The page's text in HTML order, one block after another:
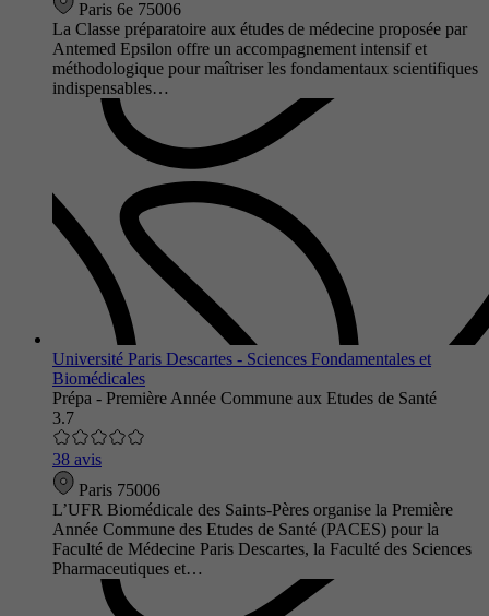
Paris 6e 75006
La Classe préparatoire aux études de médecine proposée par
Antemed Epsilon offre un accompagnement intensif et
méthodologique pour maîtriser les fondamentaux scientifiques
indispensables…
Université Paris Descartes - Sciences Fondamentales et
Biomédicales
Prépa - Première Année Commune aux Etudes de Santé
3.7
38 avis
Paris 75006
L’UFR Biomédicale des Saints-Pères organise la Première
Année Commune des Etudes de Santé (PACES) pour la
Faculté de Médecine Paris Descartes, la Faculté des Sciences
Pharmaceutiques et…